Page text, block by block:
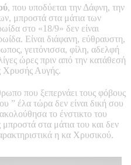
, που υποδύεται την Δάφνη, την
μπροστά στα μάτια των
στο «18/9» δεν είναι
Είναι διάφανη, εύθραυστη,
γειτόνισσα, φίλη, αδελφή
ώρες πριν από την κατάθεσή
Χρυσής Αυγής.
που ξεπερνάει τους φόβους
” έλα τώρα δεν είναι δική σου
το ένστικτο του
στα μάτια του και δεν
η κα Χρυσικού.